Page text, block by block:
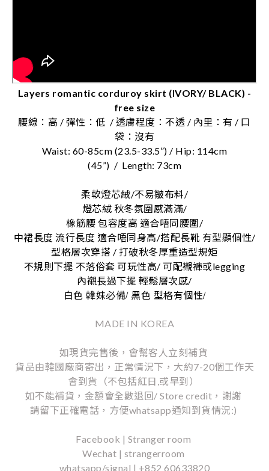
Layers romantic corduroy skirt (IVORY/ BLACK) -
free size
腰線：高 / 彈性：低 / 透膚程度：不透 / 內里：有 / 口
袋：沒有
Waist: 60-85cm (23.5-33.5”) / Hip: 114cm
(45”) / Length: 73cm
柔軟燈芯絨/不易皺布料/
燈芯絨 秋冬氛圍感滿滿/
橡筋腰 包容度高 適合唔同腰圍/
中裙長度 流行長度 適合唔同身高/搭配長靴 有型顯個性/
型格層次穿搭 / 打破秋冬厚重造型規矩
不規則下擺 不落俗套 可玩性高/ 可配襯褲或legging
內襯長過下擺 輕鬆層次感/
白色 韓妹必備/ 黑色 型格有個性/
MADE IN KOREA
如現貨完售後，會幫客人立刻補貨
貨品由韓國廠商寄出，正常情況下，大約7-20個工作天
會到貨（不包括紅日,或早到）
如不能補貨，金額會全數退回/ Store credit，謝謝
請留下正確電話，方便whatsapp通知到貨情況:)
Facebook | Stranger room
Wechat | strangerroom
whatsapp/signal | +852 60633820